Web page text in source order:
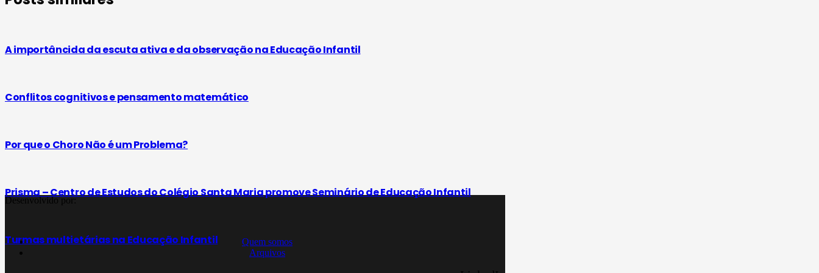
A importâncida da escuta ativa e da observação na Educação Infantil
Conflitos cognitivos e pensamento matemático
Por que o Choro Não é um Problema?
Prisma – Centro de Estudos do Colégio Santa Maria promove Seminário de Educação Infantil
Turmas multietárias na Educação Infantil
Desenvolvido por:
Quem somos
Arquivos